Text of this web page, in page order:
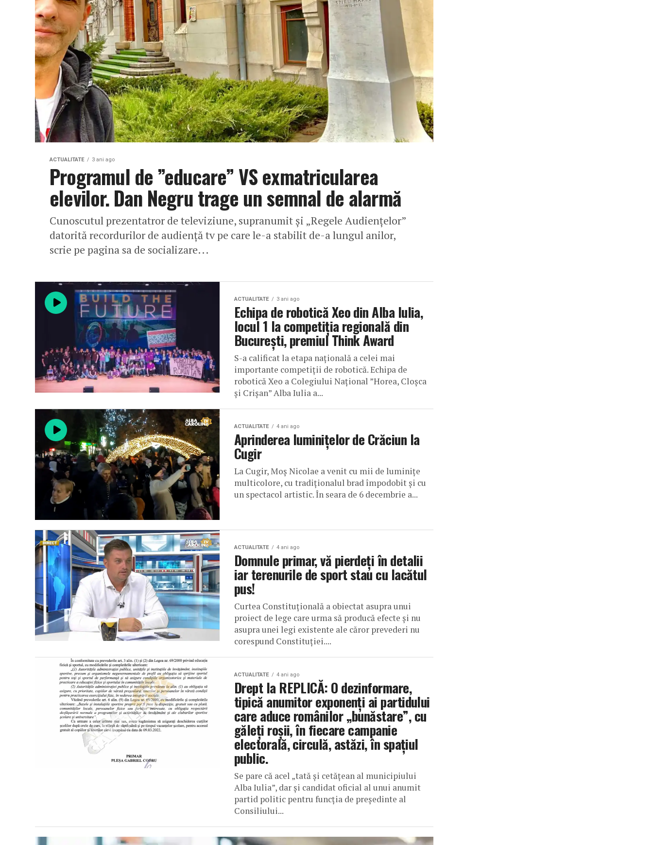
ACTUALITATE 3 ani ago
Programul de ”educare” VS exmatricularea
elevilor. Dan Negru trage un semnal de alarmă
Cunoscutul prezentatror de televiziune, supranumit și „Regele Audiențelor”
datorită recordurilor de audiență tv pe care le-a stabilit de-a lungul anilor,
scrie pe pagina sa de socializare...
ACTUALITATE 3 ani ago
Echipa de robotică Xeo din Alba Iulia,
locul 1 la competiția regională din
București, premiul Think Award
S-a calificat la etapa națională a celei mai
importante competiții de robotică. Echipa de
robotică Xeo a Colegiului Național ”Horea, Cloșca
și Crișan” Alba Iulia a...
ACTUALITATE 4 ani ago
Aprinderea luminițelor de Crăciun la
Cugir
La Cugir, Moș Nicolae a venit cu mii de luminițe
multicolore, cu tradiționalul brad împodobit și cu
un spectacol artistic. În seara de 6 decembrie a...
ACTUALITATE 4 ani ago
Domnule primar, vă pierdeți în detalii
iar terenurile de sport stau cu lacătul
pus!
Curtea Constituțională a obiectat asupra unui
proiect de lege care urma să producă efecte și nu
asupra unei legi existente ale căror prevederi nu
corespund Constituției....
ACTUALITATE 4 ani ago
Drept la REPLICĂ: O dezinformare,
tipică anumitor exponenți ai partidului
care aduce românilor „bunăstare”, cu
găleți roșii, în fiecare campanie
electorală, circulă, astăzi, în spațiul
public.
Se pare că acel „tată și cetățean al municipiului
Alba Iulia”, dar și candidat oficial al unui anumit
partid politic pentru funcția de președinte al
Consiliului...